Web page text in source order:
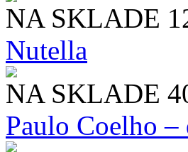
NA SKLADE
Nutella
NA SKLADE
Paulo Coelho